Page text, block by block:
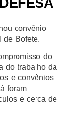
convênio
de Bofete.
do
do trabalho da
e convênios
foram
e cerca de